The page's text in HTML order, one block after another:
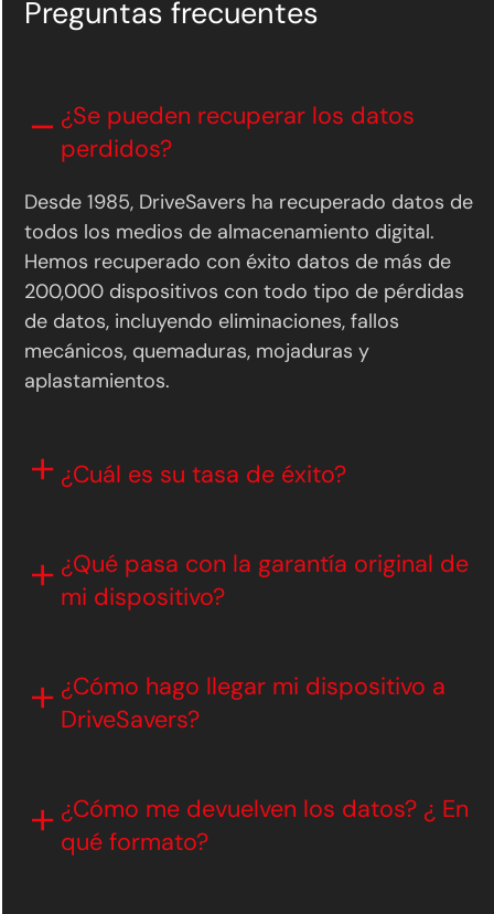
Preguntas frecuentes
¿Se pueden recuperar los datos
perdidos?
Desde 1985, DriveSavers ha recuperado datos de
todos los medios de almacenamiento digital.
Hemos recuperado con éxito datos de más de
200,000 dispositivos con todo tipo de pérdidas
de datos, incluyendo eliminaciones, fallos
mecánicos, quemaduras, mojaduras y
aplastamientos.
¿Cuál es su tasa de éxito?
¿Qué pasa con la garantía original de
mi dispositivo?
¿Cómo hago llegar mi dispositivo a
DriveSavers?
¿Cómo me devuelven los datos? ¿ En
qué formato?